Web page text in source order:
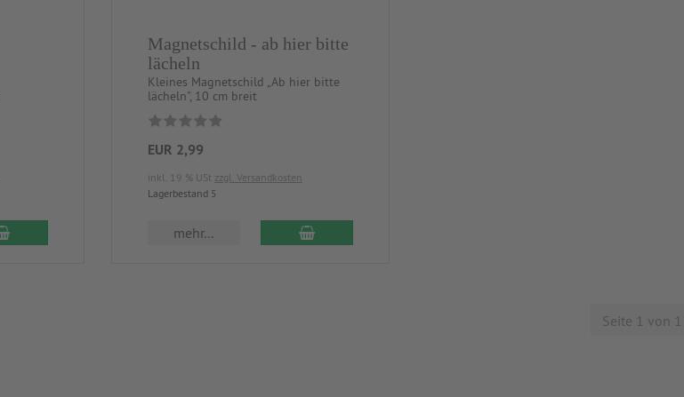
Magnetschild - ab hier bitte
lächeln
Kleines Magnetschild „Ab hier bitte
lächeln", 10 cm breit
EUR 2,99
inkl. 19 % USt zzgl. Versandkosten
Lagerbestand 5
mehr...
Seite 1 von 1